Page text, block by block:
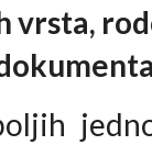
vrsta,